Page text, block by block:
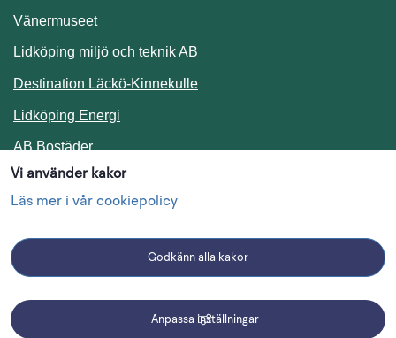
Vi använder kakor
Läs mer i vår cookiepolicy
Godkänn alla kakor
Anpassa inställningar
Vänermuseet
Lidköping miljö och teknik AB
Destination Läckö-KinnekulleLänk till annan webbplats.
Lidköping Energi
AB BostäderLänk till annan webbplats.
Följ oss i sociala medier
Linkedin